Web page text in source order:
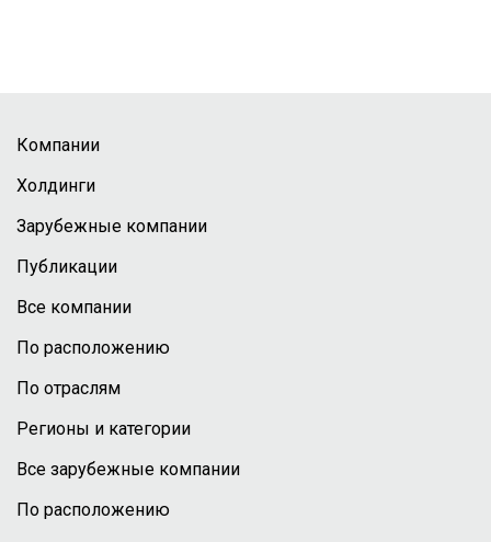
Компании
Холдинги
Зарубежные компании
Публикации
Все компании
По расположению
По отраслям
Регионы и категории
Все зарубежные компании
По расположению